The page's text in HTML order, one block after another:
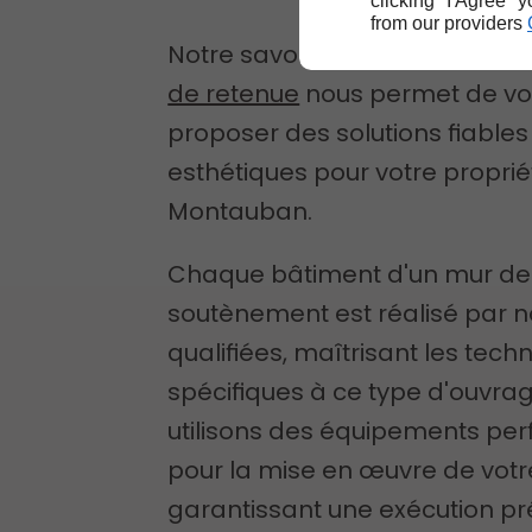
from our providers
Notre savoir-faire en
de retenue nous permet de
proposer des solutions
esthétiques pour votre
Montauban.
Chaque bâtiment d'un mur de
soutènement est réalisé par
qualifiées, maîtrisant les
spécifiques à ce type
utilisons des équipements
pour la mise en œuvre de
garantissant une exécution